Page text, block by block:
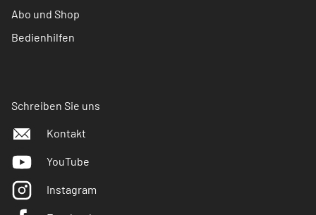
Abo und Shop
Bedienhilfen
Schreiben Sie uns
Kontakt
YouTube
Instagram